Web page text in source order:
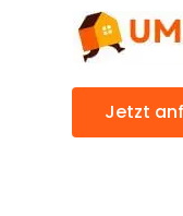
Jetzt